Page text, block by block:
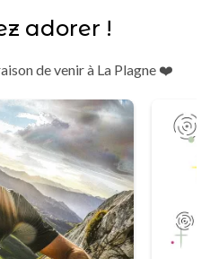
adorer !
de venir à La Plagne ❤️